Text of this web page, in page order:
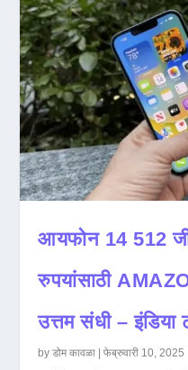
आयफोन 14 512
रुपयांसाठी
उत्तम संधी – इंडिया
byडोम कावळा |फेब्रुवारी 10, 2025